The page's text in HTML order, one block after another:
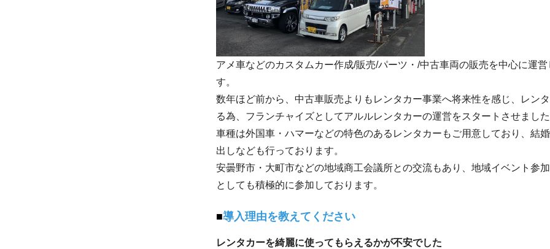
アメ車などのカスタムカー作成/販売/パーツ・/中古車両の販売を中心に運
す。
数年ほど前から、中古車販売よりもレンタカー事業へ将来性を感じ、レン
る為、フランチャイズとしてアルルレンタカーの運営をスタートさせま
車種は外国車・ハマーなどの特色のあるレンタカーもご用意しており、結
出しなども行っております。
安曇野市・大町市などの地域商工会議所との交流もあり、地域イベント参
としても積極的に参加しております。
導入理由を教えてください
レンタカーを綺麗に使ってもらえるかが不安でした